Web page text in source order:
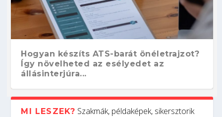
Hogyan készíts ATS-barát önéletrajzot?
Így növelheted az esélyedet az
állásinterjúra...
MI LESZEK? Szakmák, példaképek, sikersztorik